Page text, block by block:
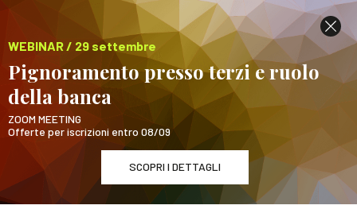
WEBINAR / 29 settembre
Pignoramento presso terzi e ruolo
della banca
ZOOM MEETING
Offerte per iscrizioni entro 08/09
SCOPRI I DETTAGLI